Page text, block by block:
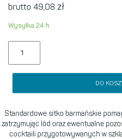
brutto 49,08 zł
Wysyłka 24 h
DO
Standardowe sitko barmańskie
zatrzymując lód oraz ewentualne
cocktaili przygotowywanych w